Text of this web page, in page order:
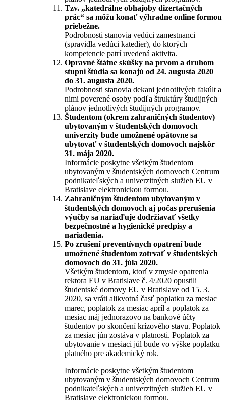
Tzv. „katedrálne obhajoby dizertačných
prác“ sa môžu konať výhradne online formou
priebežne.
Podrobnosti stanovia vedúci zamestnanci
(spravidla vedúci katedier), do ktorých
kompetencie patrí uvedená aktivita.
Opravné štátne skúšky na prvom a druhom
stupni štúdia sa konajú od 24. augusta 2020
do 31. augusta 2020.
Podrobnosti stanovia dekani jednotlivých fakúlt a
nimi poverené osoby podľa štruktúry študijných
plánov jednotlivých študijných programov.
Študentom (okrem zahraničných študentov)
ubytovaným v študentských domovoch
univerzity bude umožnené opätovne sa
ubytovať v študentských domovoch najskôr
31. mája 2020.
Informácie poskytne všetkým študentom
ubytovaným v študentských domovoch Centrum
podnikateľských a univerzitných služieb EU v
Bratislave elektronickou formou.
Zahraničným študentom ubytovaným v
študentských domovoch aj počas prerušenia
výučby sa nariaďuje dodržiavať všetky
bezpečnostné a hygienické predpisy a
nariadenia.
Po zrušení preventívnych opatrení bude
umožnené študentom zotrvať v študentských
domovoch do 31. júla 2020.
Všetkým študentom, ktorí v zmysle opatrenia
rektora EU v Bratislave č. 4/2020 opustili
študentské domovy EU v Bratislave od 15. 3.
2020, sa vráti alikvotná časť poplatku za mesiac
marec, poplatok za mesiac apríl a poplatok za
mesiac máj jednorazovo na bankové účty
študentov po skončení krízového stavu. Poplatok
za mesiac jún zostáva v platnosti. Poplatok za
ubytovanie v mesiaci júl bude vo výške poplatku
platného pre akademický rok.
Informácie poskytne všetkým študentom
ubytovaným v študentských domovoch Centrum
podnikateľských a univerzitných služieb EU v
Bratislave elektronickou formou.